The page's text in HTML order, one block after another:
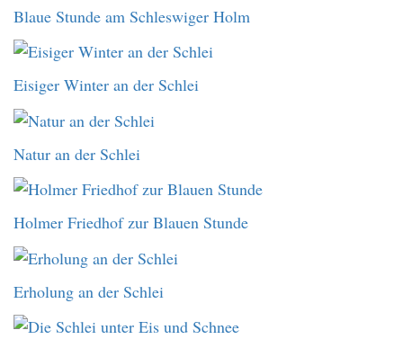
Blaue Stunde am Schleswiger Holm
Eisiger Winter an der Schlei
Natur an der Schlei
Holmer Friedhof zur Blauen Stunde
Erholung an der Schlei